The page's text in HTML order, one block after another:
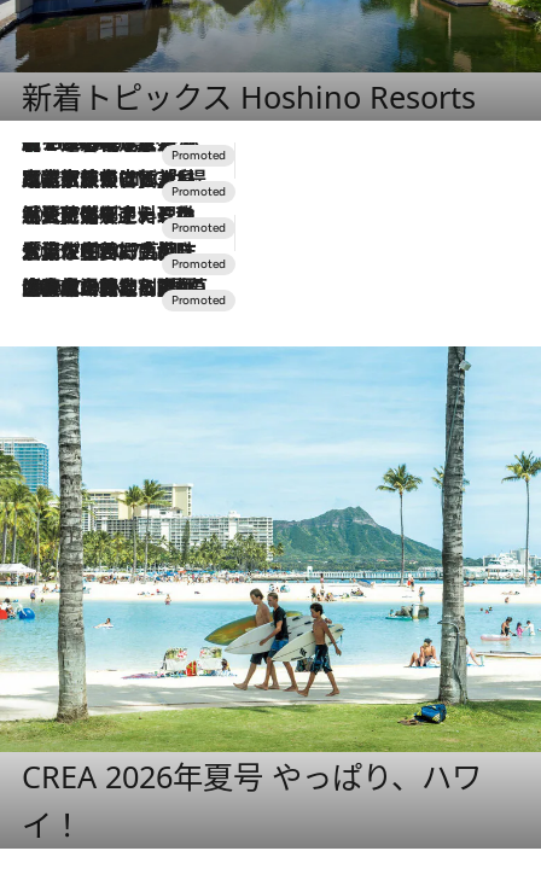
新着トピックス Hoshino Resorts
2026.8.7
【トンボの足水浴】ヒノキの香りに包まれて涼感マックス！約13℃の湧水かけ流しを避暑地「星野温泉 トンボの湯」で体験
2026.7.31
【ホテル帰省】という選択肢をOMOが提案。家族とほどよい距離を保つには「昼は実家、夜は気兼ねなくホテルで！」
2026.7.24
【夏限定ディナーコース】旬を迎える稚鮎や花ズッキーニなどをイタリア・トスカーナの郷土料理の手法で満喫！
2026.7.17
「土佐和ハーブかき氷」がOMO7高知に登場！生姜、山椒、大葉など目にも舌にも涼を呼ぶ郷土の味
2026.7.10
NEW OPEN！【界 草津】名湯の地に誕生。趣の異なる2種の温泉と上州ならではの会席・蕎麦割烹など美食を味わう究極の癒やし旅
CREA 2026年夏号 やっぱり、ハワ
イ！